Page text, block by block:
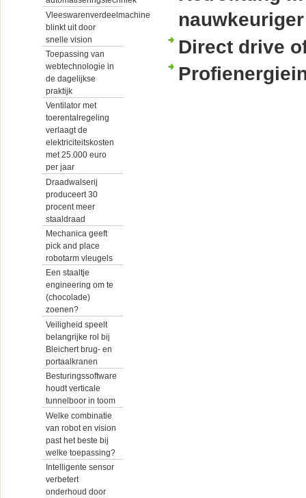
Vleeswarenverdeelmachine
blinkt uit door
snelle vision
Toepassing van
webtechnologie in
de dagelijkse
praktijk
Ventilator met
toerentalregeling
verlaagt de
elektriciteitskosten
met 25.000 euro
per jaar
Draadwalserij
produceert 30
procent meer
staaldraad
Mechanica geeft
pick and place
robotarm vleugels
Een staaltje
engineering om te
(chocolade)
zoenen?
Veiligheid speelt
belangrijke rol bij
Bleichert brug- en
portaalkranen
Besturingssoftware
houdt verticale
tunnelboor in toom
Welke combinatie
van robot en vision
past het beste bij
welke toepassing?
Intelligente sensor
verbetert
onderhoud door
nauwkeuriger
Direct drive